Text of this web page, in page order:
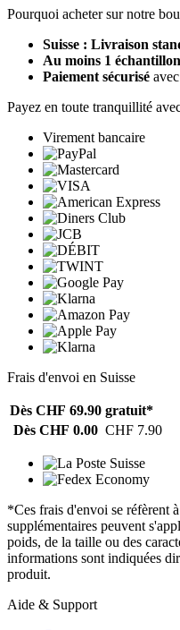
Pourquoi acheter sur notre
Suisse : Livraison
Au moins 1
Paiement sécurisé
Payez en toute tranquillité
Virement bancaire
Frais d'envoi en Suisse
Dès CHF 69.90 gratuit*
Dès CHF 0.00 CHF 7.90
*Ces frais d'envoi se réfèrent
supplémentaires peuvent
poids, de la taille ou des
informations sont indiquées
produit.
Aide & Support